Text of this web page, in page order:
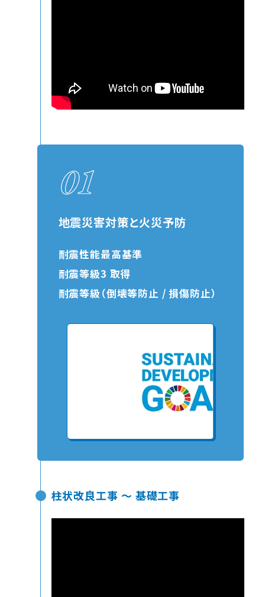
地震災害対策と火災予防
耐震性能最高基準
耐震等級3 取得
耐震等級（倒壊等防止 / 損傷防止）
柱状改良工事 ～ 基礎工事